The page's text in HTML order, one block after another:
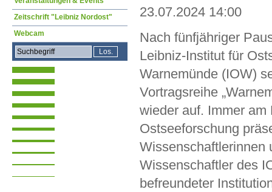
23.07.2024 14:00
Nach fünfjähriger
Leibniz-Institut für
Warnemünde (IOW)
Vortragsreihe
wieder auf. Immer am
Ostseeforschung
Wissenschaftlerinnen
Wissenschaftler des
befreundeter
Zeitschrift "Leibniz Nordost"
Webcam